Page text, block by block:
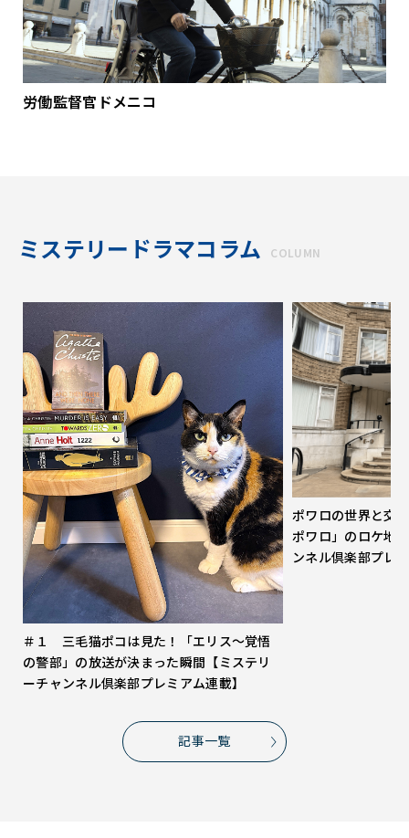
労働監督官ドメニコ
ミステリードラマコラム COLUMN
＃１ 三毛猫ポコは見た！「エリス～覚悟
の警部」の放送が決まった瞬間【ミステリ
ーチャンネル倶楽部プレミアム連載】
ポワロの世界と交
ポワロ」のロケ地
ンネル倶楽部プレ
記事一覧